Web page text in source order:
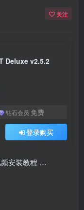
关注
Deluxe v2.5.2
钻石会员 免费
登录购买
频安装教程 …